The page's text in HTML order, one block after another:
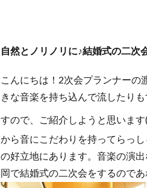
自然とノリノリに♪結婚式の二次
こんにちは！2次会プランナーの
きな音楽を持ち込んで流したり
すので、ご紹介しようと思いま
から音にこだわりを持ってらっ
の好立地にあります。音楽の演
岡で結婚式の二次会をするので